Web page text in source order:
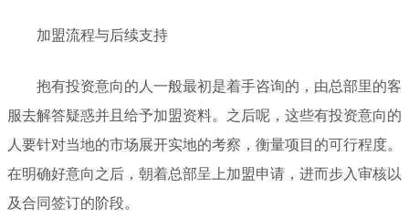
加盟流程与后续支持
抱有投资意向的人一般最初是着手咨询的，由总部里的客
服去解答疑惑并且给予加盟资料。之后呢，这些有投资意向的
人要针对当地的市场展开实地的考察，衡量项目的可行程度。
在明确好意向之后，朝着总部呈上加盟申请，进而步入审核以
及合同签订的阶段。